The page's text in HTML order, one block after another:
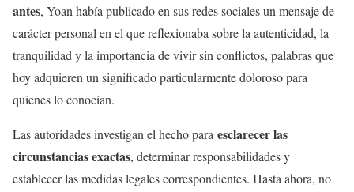
antes, Yoan había publicado en sus redes sociales un mensaje de
carácter personal en el que reflexionaba sobre la autenticidad, la
tranquilidad y la importancia de vivir sin conflictos, palabras que
hoy adquieren un significado particularmente doloroso para
quienes lo conocían.
Las autoridades investigan el hecho para esclarecer las
circunstancias exactas, determinar responsabilidades y
establecer las medidas legales correspondientes. Hasta ahora, no